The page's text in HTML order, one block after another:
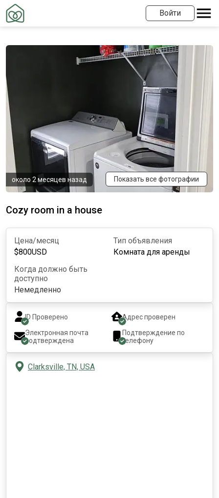
Войти
около 2 месяцев назад Показать все фотографии
Cozy room in a house
Цена/месяц
$800USD
Тип объявления
Комната для аренды
Когда должно быть
доступно
Немедленно
ID Проверено
Адрес проверен
Электронная почта
подтверждена
Подтверждение по
телефону
Clarksville, TN, USA